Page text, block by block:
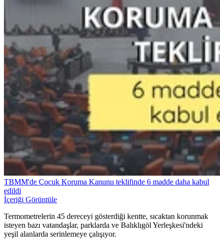
TBMM'de Çocuk Koruma Kanunu teklifinde 6 madde daha kabul
edildi
İçeriği Görüntüle
Termometrelerin 45 dereceyi gösterdiği kentte, sıcaktan korunmak
isteyen bazı vatandaşlar, parklarda ve Balıklıgöl Yerleşkesi'ndeki
yeşil alanlarda serinlemeye çalışıyor.